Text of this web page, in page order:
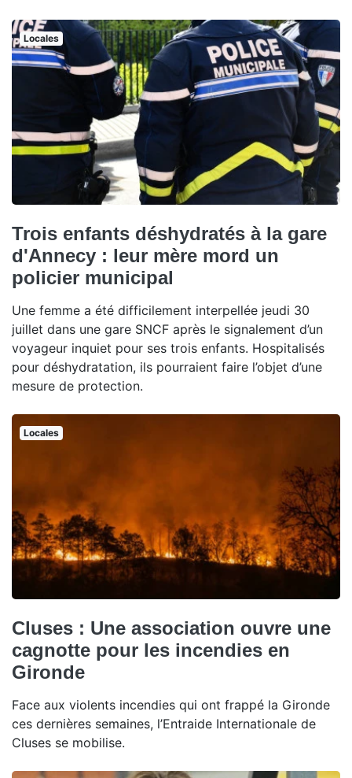
Locales
Trois enfants déshydratés à la gare
d'Annecy : leur mère mord un
policier municipal
Une femme a été difficilement interpellée jeudi 30
juillet dans une gare SNCF après le signalement d’un
voyageur inquiet pour ses trois enfants. Hospitalisés
pour déshydratation, ils pourraient faire l’objet d’une
mesure de protection.
Locales
Cluses : Une association ouvre une
cagnotte pour les incendies en
Gironde
Face aux violents incendies qui ont frappé la Gironde
ces dernières semaines, l’Entraide Internationale de
Cluses se mobilise.